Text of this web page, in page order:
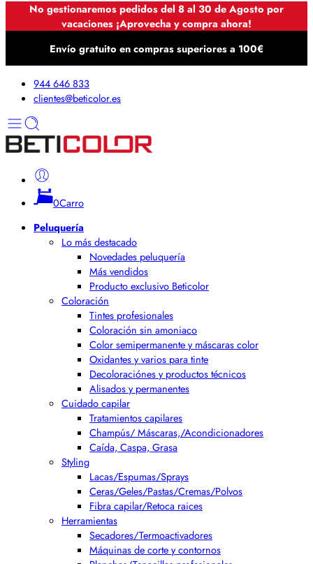
No gestionaremos pedidos del 8 al 30 de Agosto por
vacaciones ¡Aprovecha y compra ahora!
Envío gratuito en compras superiores a 100€
944 646 833
clientes@beticolor.es
0Carro
Peluquería
Lo más destacado
Novedades peluquería
Más vendidos
Producto exclusivo Beticolor
Coloración
Tintes profesionales
Coloración sin amoniaco
Color semipermanente y máscaras color
Oxidantes y varios para tinte
Decoloraciónes y productos técnicos
Alisados y permanentes
Cuidado capilar
Tratamientos capilares
Champús/ Máscaras,/Acondicionadores
Caída, Caspa, Grasa
Styling
Lacas/Espumas/Sprays
Ceras/Geles/Pastas/Cremas/Polvos
Fibra capilar/Retoca raices
Herramientas
Secadores/Termoactivadores
Máquinas de corte y contornos